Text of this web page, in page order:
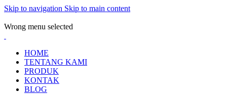
Skip to navigation Skip to main content
Wrong menu selected
HOME
TENTANG KAMI
PRODUK
KONTAK
BLOG